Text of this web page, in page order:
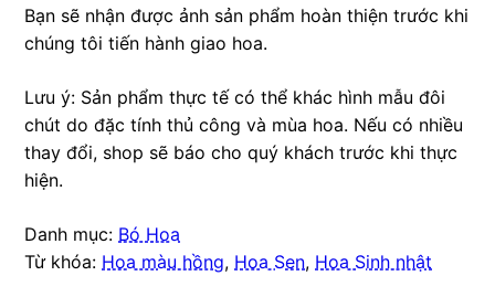
Bạn sẽ nhận được ảnh sản phẩm hoàn thiện trước khi
chúng tôi tiến hành giao hoa.
Lưu ý: Sản phẩm thực tế có thể khác hình mẫu đôi
chút do đặc tính thủ công và mùa hoa. Nếu có nhiều
thay đổi, shop sẽ báo cho quý khách trước khi thực
hiện.
Danh mục: Bó Hoa
Từ khóa: Hoa màu hồng, Hoa Sen, Hoa Sinh nhật